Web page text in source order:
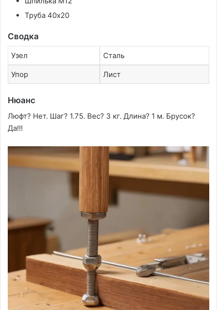
Труба 40х20
Сводка
Узел Сталь
Упор Лист
Нюанс
Люфт? Нет. Шаг? 1.75. Вес? 3 кг. Длина? 1 м. Брусок?
Да!!!